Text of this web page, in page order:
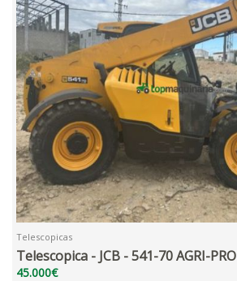
Telescopicas
Telescopica - JCB - 541-70 AGRI-PRO
45.000€